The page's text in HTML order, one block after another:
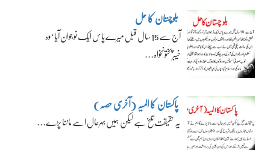
بلوچستان کا حل
آج سے 15 سال قبل میرے پاس ایک نوجوان آیا‘ وہ
خیبرپختونخواہ…
پاکستان کا المیہ (آخری حصہ)
یہ حقیقت تلخ ہے لیکن ہمیں بہرحال اسے ماننا پڑے…